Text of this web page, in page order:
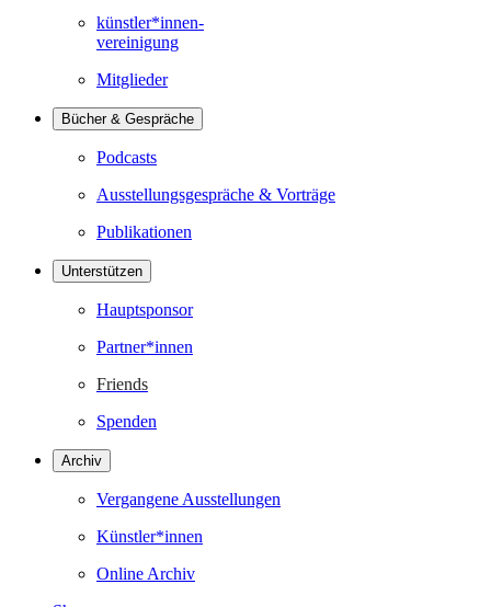
künstler*innen-
vereinigung
Mitglieder
Bücher & Gespräche
Podcasts
Ausstellungsgespräche & Vorträge
Publikationen
Unterstützen
Hauptsponsor
Partner*innen
Friends
Spenden
Archiv
Vergangene Ausstellungen
Künstler*innen
Online Archiv